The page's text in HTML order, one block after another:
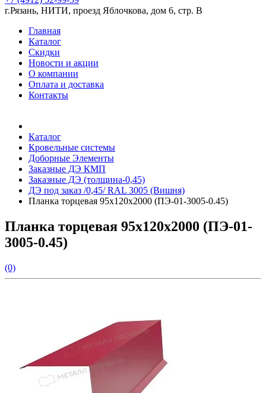
г.Рязань, НИТИ, проезд Яблочкова, дом 6, стр. В
Главная
Каталог
Скидки
Новости и акции
О компании
Оплата и доставка
Контакты
Каталог
Кровельные системы
Доборные Элементы
Заказные ДЭ КМП
Заказные ДЭ (толщина-0,45)
ДЭ под заказ /0,45/ RAL 3005 (Вишня)
Планка торцевая 95х120х2000 (ПЭ-01-3005-0.45)
Планка торцевая 95х120х2000 (ПЭ-01-
3005-0.45)
(0)